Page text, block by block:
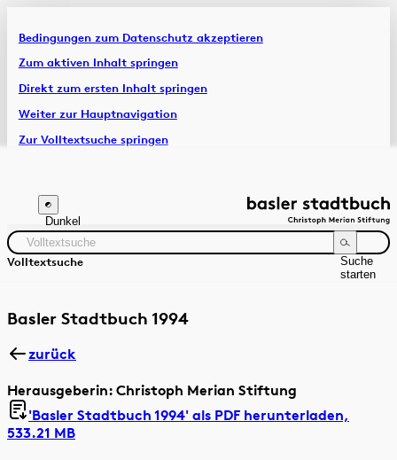
Bedingungen zum Datenschutz akzeptieren
Zum aktiven Inhalt springen
Direkt zum ersten Inhalt springen
Weiter zur Hauptnavigation
Zur Volltextsuche springen
Artikel & Dossiers
Chronik
Dunkel
Volltextsuche
Suche
starten
Zeitraum Autor:in
Basler Stadtbuch 1994
zurück
Herausgeberin: Christoph Merian Stiftung
'Basler Stadtbuch 1994' als PDF herunterladen,
533.21 MB